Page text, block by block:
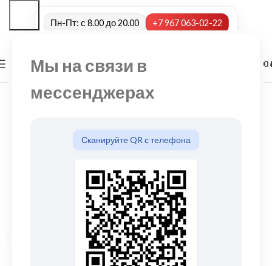
Мы на связи в
мессенджерах
Сканируйте QR с телефона
Пн-Пт: с 8.00 до 20.00 +7 967 063-02-22
МЕНЮ 0,00
Нажмите, чтобы увеличить